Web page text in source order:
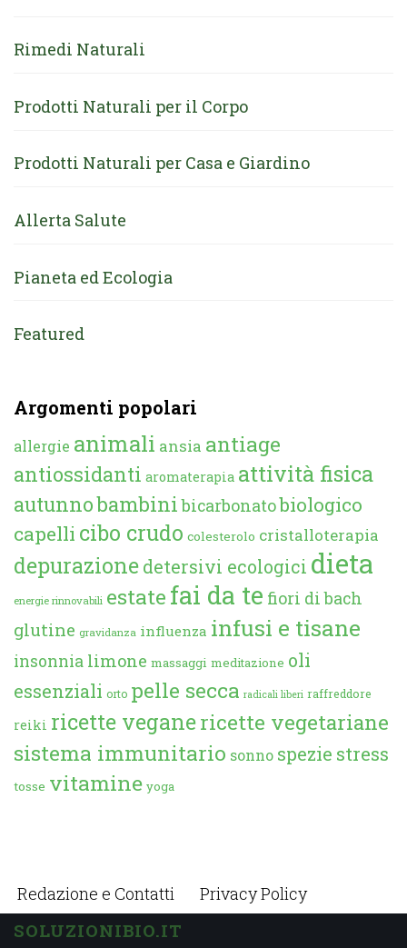
Rimedi Naturali
Prodotti Naturali per il Corpo
Prodotti Naturali per Casa e Giardino
Allerta Salute
Pianeta ed Ecologia
Featured
Argomenti popolari
allergie animali ansia antiage
antiossidanti aromaterapia attività fisica
autunnobambini bicarbonatobiologico
capelli cibo crudo colesterolo cristalloterapia
depurazione detersivi ecologici dieta
energie rinnovabili estate fai da te fiori di bach
glutine gravidanza influenza infusi e tisane
insonnia limone massaggi meditazione oli
essenziali orto pelle secca radicali liberi raffreddore
reiki ricette veganericette vegetariane
sistema immunitario sonno spezie stress
tosse vitamine yoga
Redazione e Contatti Privacy Policy
SOLUZIONIBIO.IT